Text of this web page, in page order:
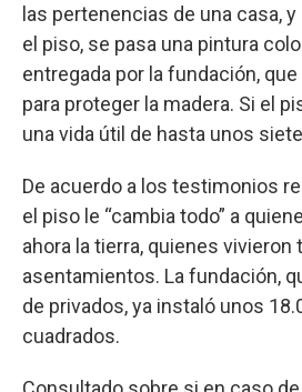
las pertenencias de una casa,
el piso, se pasa una pintura
entregada por la fundación,
para proteger la madera. Si el
una vida útil de hasta unos
De acuerdo a los testimonios
el piso le “cambia todo” a
ahora la tierra, quienes vivieron
asentamientos. La fundación,
de privados, ya instaló unos
cuadrados.